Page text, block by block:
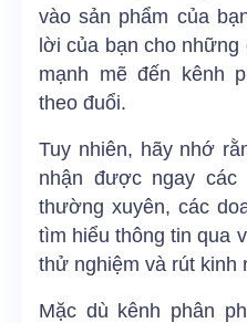
vào sản phẩm của
lời của bạn cho những
mạnh mẽ đến kênh
theo đuổi.
Tuy nhiên, hãy nhớ
nhận được ngay
thường xuyên, các
tìm hiểu thông tin qua
thử nghiệm và rút kinh
Mặc dù kênh phân